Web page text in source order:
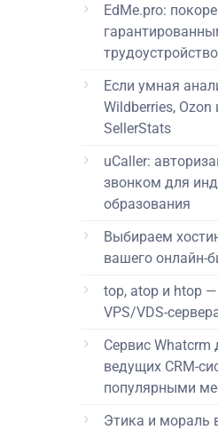
EdMe.pro:
Если умная
Wildberries,
SellerStats
uCaller:
звонком для
образования
Выбираем
вашего онлайн-
top, atop и htop
VPS/VDS-
Сервис Whatcrm
ведущих CRM-
популярными
Этика и мораль